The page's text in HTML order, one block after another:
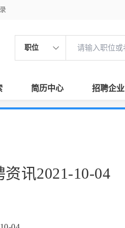
职位
简历中心 招聘企业
讯2021-10-04